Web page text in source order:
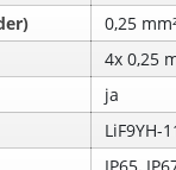
0,25
4x 0,25
ja
LiF9YH-